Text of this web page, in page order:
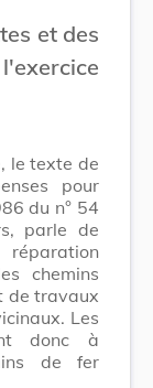
et des
le texte de
pour
du n° 54
parle de
chemins
de travaux
Les
donc à
de fer